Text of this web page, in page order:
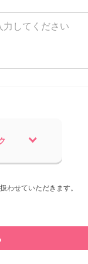
わせていただきます。